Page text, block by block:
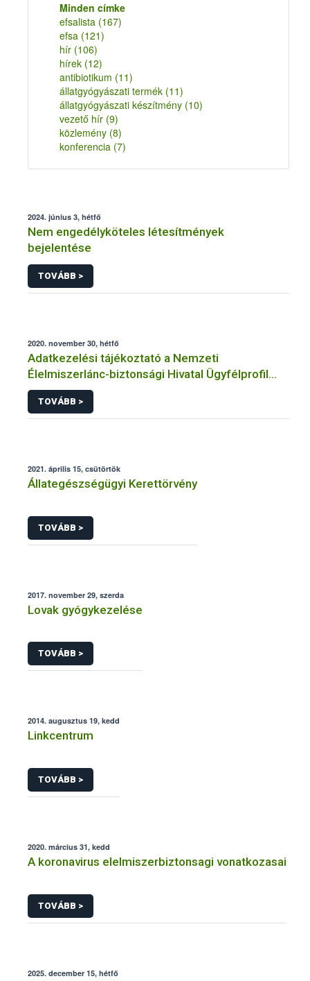
Minden címke
efsalista (167)
efsa (121)
hír (106)
hírek (12)
antibiotikum (11)
állatgyógyászati termék (11)
állatgyógyászati készítmény (10)
vezető hír (9)
közlemény (8)
konferencia (7)
2024. június 3, hétfő
Nem engedélyköteles létesítmények
bejelentése
TOVÁBB >
2020. november 30, hétfő
Adatkezelési tájékoztató a Nemzeti
Élelmiszerlánc-biztonsági Hivatal Ügyfélprofil
Rendszerben állatgyógyászati termékek
témakörben közhatalmi eljárásaihoz kapcsolódó
adatkezeléséhez
TOVÁBB >
2021. április 15, csütörtök
Állategészségügyi Kerettörvény
TOVÁBB >
2017. november 29, szerda
Lovak gyógykezelése
TOVÁBB >
2014. augusztus 19, kedd
Linkcentrum
TOVÁBB >
2020. március 31, kedd
A koronavirus elelmiszerbiztonsagi vonatkozasai
TOVÁBB >
2025. december 15, hétfő